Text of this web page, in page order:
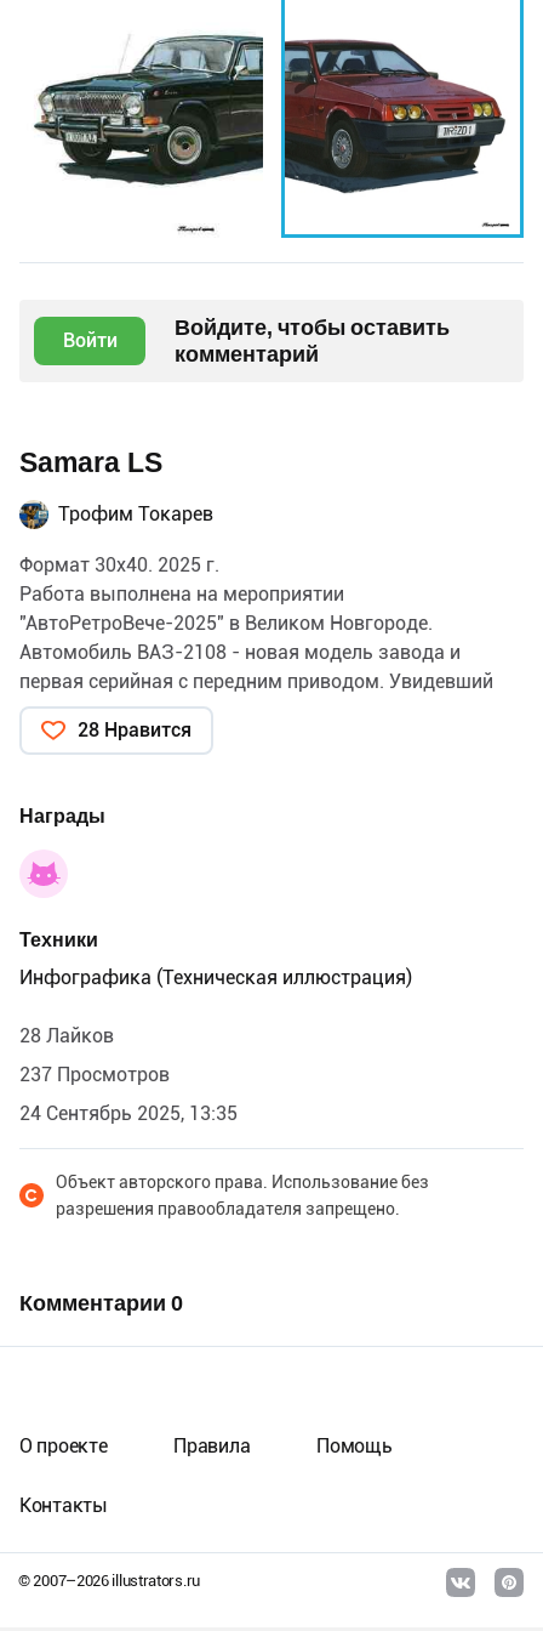
Войти
Войдите, чтобы оставить
комментарий
Samara LS
Трофим Токарев
Формат 30х40. 2025 г.
Работа выполнена на мероприятии
"АвтоРетроВече-2025" в Великом Новгороде.
Автомобиль ВАЗ-2108 - новая модель завода и
первая серийная с передним приводом. Увидевший
свет в 1984 году автомобиль сразу стал популярным
в кругу молодёжи. Представленный автомобиль -
28 Нравится
Награды
Техники
Инфографика (Техническая иллюстрация)
28 Лайков
237 Просмотров
24 Сентябрь 2025, 13:35
Объект авторского права. Использование без
разрешения правообладателя запрещено.
Комментарии 0
© 2007–2026illustrators.ru
О проекте Правила Помощь
Контакты